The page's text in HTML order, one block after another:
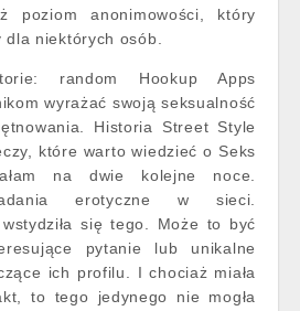
poziom anonimowości, który
niektórych osób.
random Hookup Apps
wyrażać swoją seksualność
Historia Street Style
które warto wiedzieć o Seks
na dwie kolejne noce.
erotyczne w sieci.
się tego. Może to być
pytanie lub unikalne
ich profilu. I chociaż miała
to tego jedynego nie mogła